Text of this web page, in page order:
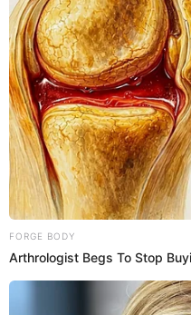
PUEDES VER:
HORROR EN
agredir
Especialistas